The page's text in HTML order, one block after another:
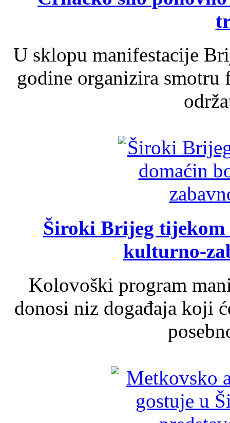
U sklopu manifestacije
godine organizira
Široki Brijeg tijekom
kulturno-
Kolovoški program
donosi niz događaja koji